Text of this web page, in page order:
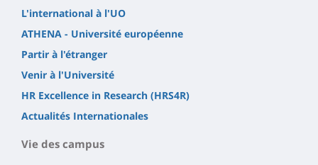
L'international à l'UO
ATHENA - Université européenne
Partir à l'étranger
Venir à l'Université
HR Excellence in Research (HRS4R)
Actualités Internationales
Vie des campus